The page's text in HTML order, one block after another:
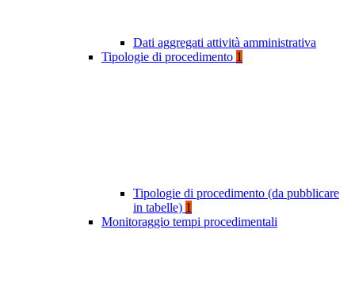
Dati aggregati attività amministrativa
Tipologie di procedimento 1
Tipologie di procedimento (da pubblicare
in tabelle) 1
Monitoraggio tempi procedimentali